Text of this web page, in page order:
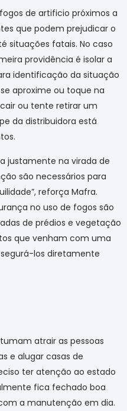
de artificio próximos a
que podem prejudicar o
situações fatais. No caso
providência é isolar a
identificação da situação
aproxime ou toque na
ou tente retirar um
da distribuidora está
justamente na virada de
são necessários para
reforça Mafra.
no uso de fogos são
de prédios e vegetação
que venham com uma
los diretamente
atrair as pessoas
e alugar casas de
ter atenção ao estado
fica fechado boa
a manutenção em dia.